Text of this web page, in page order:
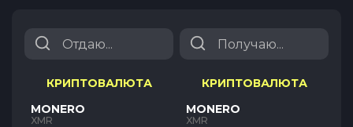
КРИПТОВАЛЮТА
MONERO
XMR
КРИПТОВАЛЮТА
MONERO
XMR